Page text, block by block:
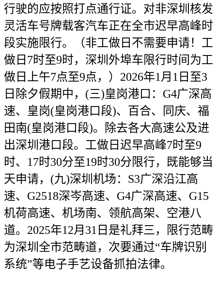
行驶的应按照打点通行证。对非深圳核发
灵活车号牌载客汽车正在全市迟早高峰时
段实施限行。（非工做日不需要申请！工
做日7时至9时，深圳外埠车限行时间为工
做日上午7点至9点，）2026年1月1日至3
日除夕假期中，(三)皇岗港口：G4广深高
速、皇岗(皇岗港口段)、百合、同庆、福
田南(皇岗港口段)。除去各大高速公及进
出深圳港口段。工做日迟早高峰7时至9
时、17时30分至19时30分限行，既能够当
天申请，(九)深圳机场：S3广深沿江高
速、G2518深岑高速、G4广深高速、G15
机荷高速、机场南、领航高架、空港八
道。2025年12月31日是礼拜三，限行范畴
为深圳全市范畴道，次要通过“车牌识别
系统”等电子手艺设备抓拍法律。